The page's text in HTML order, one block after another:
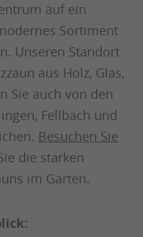
auf ein
Sortiment
Unseren Standort
aus Holz, Glas,
Sie auch von den
Fellbach und
Besuchen Sie
die starken
im Garten.